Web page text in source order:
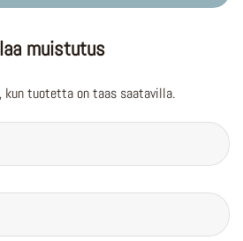
muistutus
kun tuotetta on taas saatavilla.